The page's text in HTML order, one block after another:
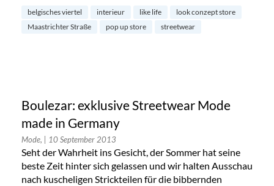
belgisches viertel interieur like life
look conzept store
Maastrichter Straße
pop up store streetwear
Boulezar: exklusive Streetwear Mode
made in Germany
Mode, | 10 September 2013
Seht der Wahrheit ins Gesicht, der Sommer hat seine
beste Zeit hinter sich gelassen und wir halten Ausschau
nach kuscheligen Strickteilen für die bibbernden